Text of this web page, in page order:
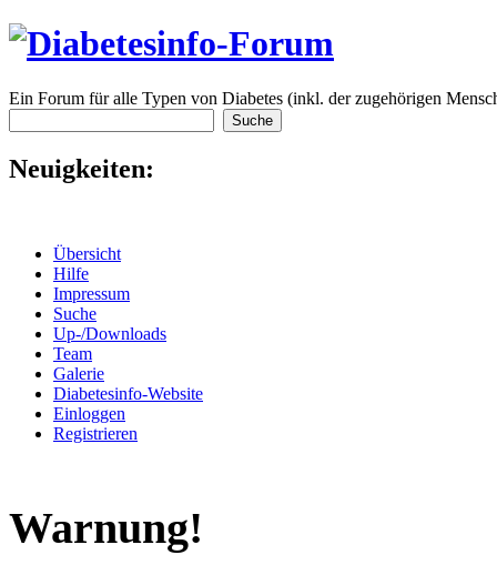
Ein Forum für alle Typen von Diabetes (inkl. der zugehörigen
Neuigkeiten:
Übersicht
Hilfe
Impressum
Suche
Up-/Downloads
Team
Galerie
Diabetesinfo-Website
Einloggen
Registrieren
Warnung!